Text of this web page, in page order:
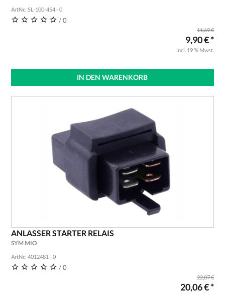
ArtNr.: SL-100-454 - 0
/ 0
11,69 €
9,90 € *
incl. 19 % Mwst.
IN DEN WARENKORB
ANLASSER STARTER RELAIS
SYM MIO
ArtNr.: 4012481 - 0
/ 0
22,07 €
20,06 € *